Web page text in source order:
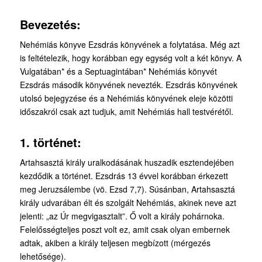
Bevezetés:
Nehémiás könyve Ezsdrás könyvének a folytatása. Még azt
is feltételezik, hogy korábban egy egység volt a két könyv. A
Vulgatában* és a Septuagintában* Nehémiás könyvét
Ezsdrás második könyvének nevezték. Ezsdrás könyvének
utolsó bejegyzése és a Nehémiás könyvének eleje közötti
időszakról csak azt tudjuk, amit Nehémiás hall testvérétől.
1. történet:
Artahsasztá király uralkodásának huszadik esztendejében
kezdődik a történet. Ezsdrás 13 évvel korábban érkezett
meg Jeruzsálembe (vö. Ezsd 7,7). Súsánban, Artahsasztá
király udvarában élt és szolgált Nehémiás, akinek neve azt
jelenti: „az Úr megvigasztalt”. Ő volt a király pohárnoka.
Felelősségteljes poszt volt ez, amit csak olyan embernek
adtak, akiben a király teljesen megbízott (mérgezés
lehetősége).